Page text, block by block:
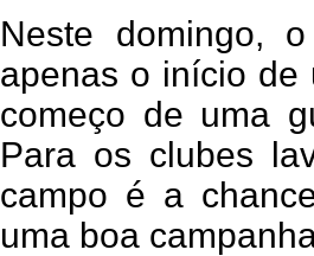
Neste domingo,
apenas o início de
começo de uma
Para os clubes
campo é a
uma boa